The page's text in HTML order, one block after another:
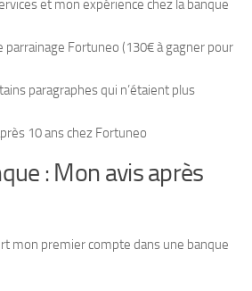
et mon expérience chez la banque
parrainage Fortuneo (130€ à gagner pour
paragraphes qui n’étaient plus
10 ans chez Fortuneo
: Mon avis après
mon premier compte dans une banque